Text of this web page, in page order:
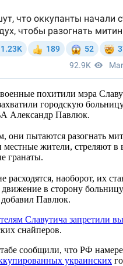
похитили мэра
городскую
Александр Павлюк.
они пытаются разогнать
местные жители, стреляют в
гранаты.
расходятся, наоборот, их
в сторону
добавил Павлюк.
Славутича запретили
снайперов.
сообщили, что РФ
украинских